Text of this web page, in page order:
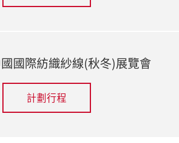
國際紡織紗線(秋冬)展覽會
計劃行程